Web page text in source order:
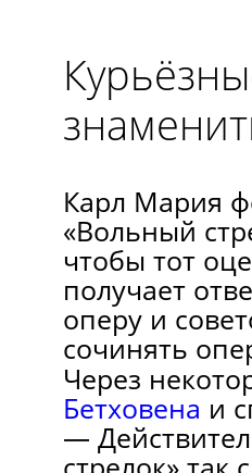
Карл Мария
«Вольный
чтобы тот
получает
оперу и
сочинять
Через
Бетховена и
—